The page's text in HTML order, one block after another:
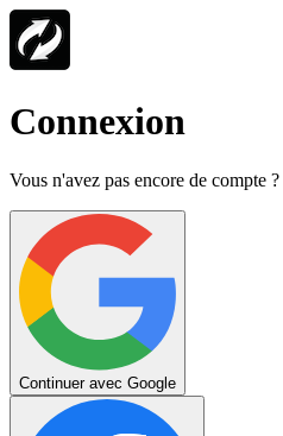
Connexion
Vous n'avez pas encore de compte ?
Continuer avec Google